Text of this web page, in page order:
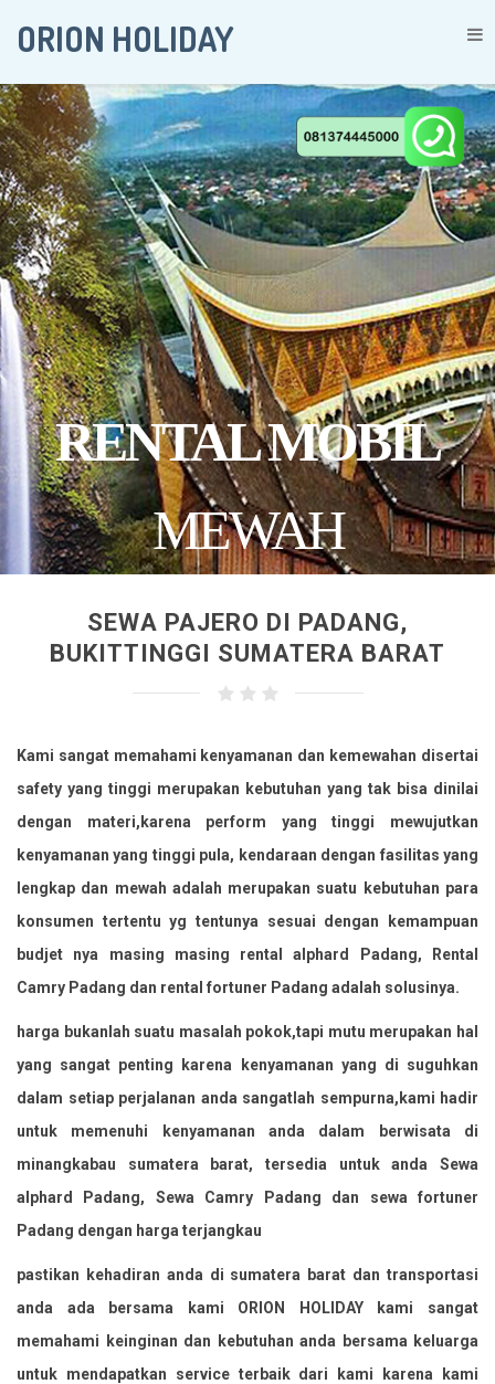
ORION HOLIDAY
RENTAL MOBIL
MEWAH
SEWA PAJERO DI PADANG,
BUKITTINGGI SUMATERA BARAT
Kami sangat memahami kenyamanan dan kemewahan disertai
safety yang tinggi merupakan kebutuhan yang tak bisa dinilai
dengan materi,karena perform yang tinggi mewujutkan
kenyamanan yang tinggi pula, kendaraan dengan fasilitas yang
lengkap dan mewah adalah merupakan suatu kebutuhan para
konsumen tertentu yg tentunya sesuai dengan kemampuan
budjet nya masing masing rental alphard Padang, Rental
Camry Padang dan rental fortuner Padang adalah solusinya.
harga bukanlah suatu masalah pokok,tapi mutu merupakan hal
yang sangat penting karena kenyamanan yang di suguhkan
dalam setiap perjalanan anda sangatlah sempurna,kami hadir
untuk memenuhi kenyamanan anda dalam berwisata di
minangkabau sumatera barat, tersedia untuk anda Sewa
alphard Padang, Sewa Camry Padang dan sewa fortuner
Padang dengan harga terjangkau
pastikan kehadiran anda di sumatera barat dan transportasi
anda ada bersama kami ORION HOLIDAY kami sangat
memahami keinginan dan kebutuhan anda bersama keluarga
untuk mendapatkan service terbaik dari kami karena kami